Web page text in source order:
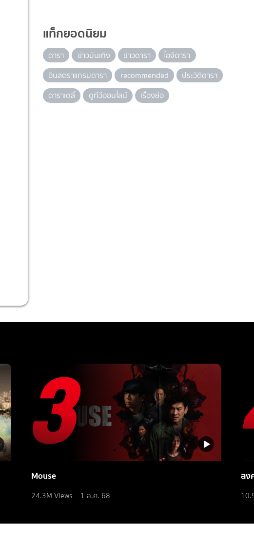
แท็กยอดนิยม
ดารา ข่าวบันเทิง ข่าวดารา
ไอจีดารา
อินสตราแกรมดารา
recommended
ประวัติดารา
ดาราเดลี่
ดูทีวีออนไลน์ เรื่องย่อ
Mouse
24.3M Views 1 ส.ค. 68
สง